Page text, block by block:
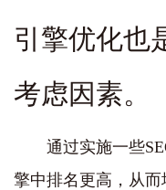
引擎优化也
考虑因素。
通过实施一些
擎中排名更高，从